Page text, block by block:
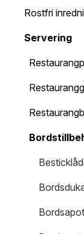
Rostfri
Servering